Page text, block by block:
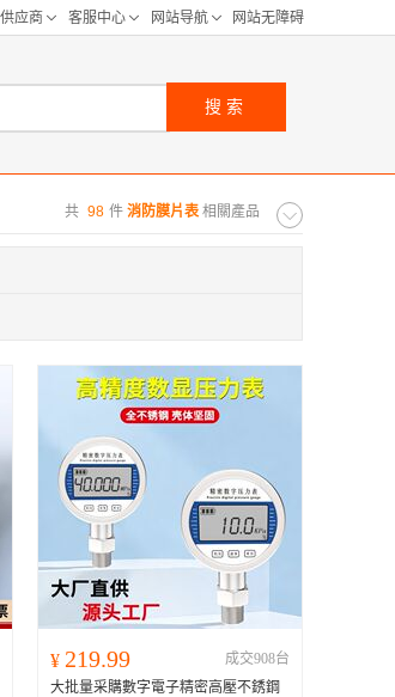
共 98 件 消防膜片表 相關產品
¥ 219.99
成交908台
大批量采購數字電子精密高壓不銹鋼
搜索